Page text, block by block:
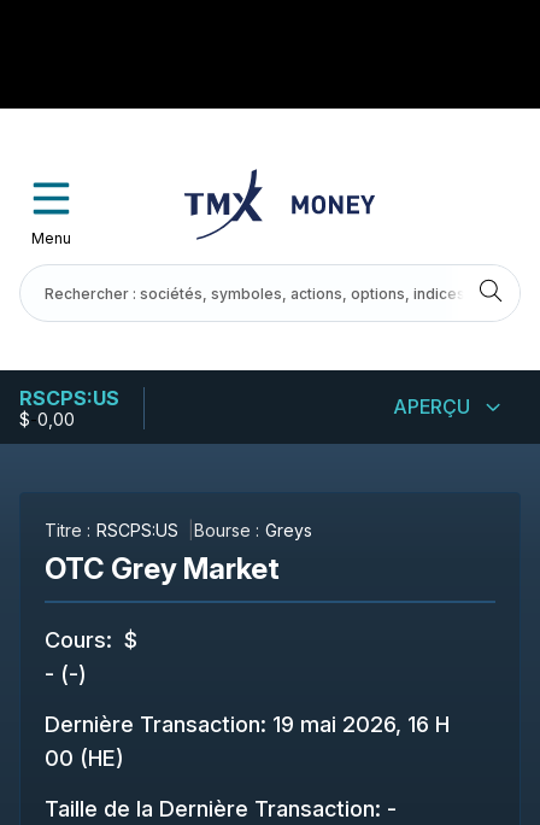
Menu
RSCPS:US
$-0,00 APERÇU
Titre : RSCPS:US Bourse : Greys
OTC Grey Market
Cours: $
- (-)
Dernière Transaction: 19 mai 2026, 16 H
00 (HE)
Taille de la Dernière Transaction: -